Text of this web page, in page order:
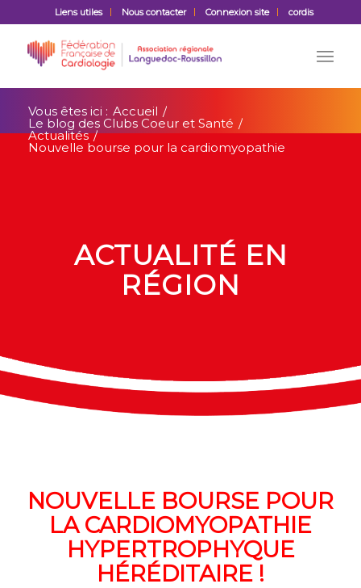
Liens utiles Nous contacter Connexion site cordis
Vous êtes ici : Accueil /
Le blog des Clubs Coeur et Santé /
Actualités /
Nouvelle bourse pour la cardiomyopathie
ACTUALITÉ EN
RÉGION
NOUVELLE BOURSE POUR
LA CARDIOMYOPATHIE
HYPERTROPHYQUE
HÉRÉDITAIRE !